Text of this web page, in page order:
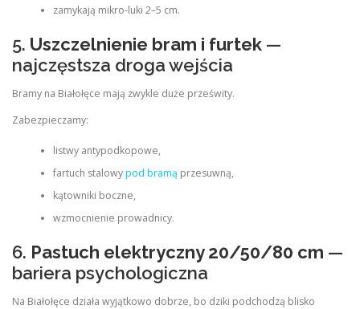
zamykają mikro‑luki 2–5 cm.
5. Uszczelnienie bram i furtek —
najczęstsza droga wejścia
Bramy na Białołęce mają zwykle duże prześwity.
Zabezpieczamy:
listwy antypodkopowe,
fartuch stalowypod bramą przesuwną,
kątowniki boczne,
wzmocnienie prowadnicy.
6. Pastuch elektryczny 20/50/80 cm —
bariera psychologiczna
Na Białołęce działa wyjątkowo dobrze, bo dziki podchodzą blisko